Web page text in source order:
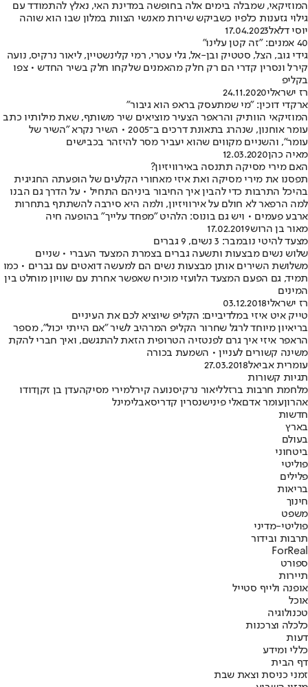
המוזיקאי, שמבלה בימים אלה בחופשה במדינת האי, נאלץ להתמודד עם
גילוי גזענות כלפיו כשביקש שירות מאנשי הצוות במלון שבו הוא שוהה
יוסי דלאל17.04.2023
40 אמנים: "זה קטן עלינו"
גידי גוב, הצל, סטטיק ובן-אל, גלי עטרי, רמי קלינשטיין, ליאור נרקיס, נועה
קירל ונסרין קדרי הם רק חלק מהאמנים שלקחו חלק בשיר החדש • צפו
בקליפ
רז ישראלי24.11.2020
ארקדי דוכין: "מי שמתעסק בראפ הוא גיבור"
המוזיקאי הוותיק והראפר הצעיר מוציאים שיר משותף, שאת מילותיו כתב
עומר אוחנון, שנהרג בתאונת דרכים ב־2005 • השיר נקרא "השיר של
עומר", והשניים מקווים שהוא יעביר מסר להיזהר בכבישים
מאיה כהן12.03.2020
האם מירי מסיקה תתנסה באירוויזיון?
תפסנו את מירי מסיקה ואת איזי מאחורי הקלעים של הופעתה החגיגית
בהיכל התרבות כדי להבין איך החיבור ביניהם התחיל • על הדרך גם הבנו
למה הרפאר לא חולם על אירוויזיון, ולמה היא סירבה להשתתף בתחרות
ארבע פעמים • ויש גם בונוס: הלהיט "מפחד עלייך" בהופעה חיה
מאור בן הרוש17.02.2019
מצעד להיטי נובמבר: 3 נשים, 9 גברים
שלוש נשים מבצעות ותשעה גברים בצמרת המצעד העברי • שניים
משלושת השירים אותן מבצעות נשים הם למעשה דואטים עם גברים • כמו
תמיד, גם הפעם המצעד הלועזי מוכיח שאפשר אחרת עם שוויון מוחלט בין
המינים
רז ישראלי03.12.2018
טייק איט איזי במלדיביים: הקליפ שיוציא לכם את העיניים
בריאיון מיוחד לרגל שחרור הקליפ המרהיב לשיר "אם הייתי יכול", מספר
הראפר איזי איך גרם לפנטזיה הטרופית הזאת להתגשם, ואיך חברי להקת
משינה קשורים לעניין • השמעת בכורה
עומרית אביאל27.03.2018
תגיות קשורות
מלחמת חרבות ברזלליאור נרקיסנועה קירלמירי מסיקהעדן בן זקןדודו
אהרוןעומר אדםאלי פינישנסרין קדריסאבלימינל
חדשות
בארץ
בעולם
ביטחוני
פוליטי
פלילים
בריאות
חינוך
משפט
פוליטי-מדיני
תרבות ובידור
ForReal
ספורט
תיירות
אופנה ולייף סטייל
אוכל
טכנולוגיה
כלכלה וצרכנות
דעות
כללי ומידע
דף הבית
זמני כניסת וצאת שבת